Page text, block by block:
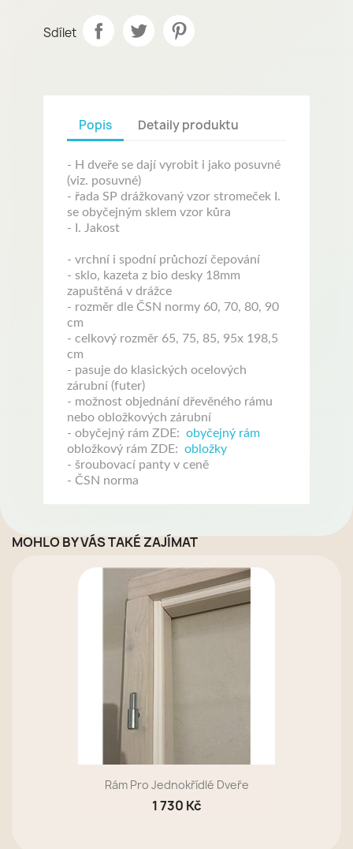
Sdílet
Popis Detaily produktu
- H dveře se dají vyrobit i jako posuvné
(viz. posuvné)
- řada SP drážkovaný vzor stromeček I.
se obyčejným sklem vzor kůra
- I. Jakost
- vrchní i spodní průchozí čepování
- sklo, kazeta z bio desky 18mm
zapuštěná v drážce
- rozměr dle ČSN normy 60, 70, 80, 90
cm
- celkový rozměr 65, 75, 85, 95x 198,5
cm
- pasuje do klasických ocelových
zárubní (futer)
- možnost objednání dřevěného rámu
nebo obložkových zárubní
- obyčejný rám ZDE: obyčejný rám
obložkový rám ZDE: obložky
- šroubovací panty v ceně
- ČSN norma
MOHLO BY VÁS TAKÉ ZAJÍMAT
Rám Pro Jednokřídlé Dveře
1 730 Kč